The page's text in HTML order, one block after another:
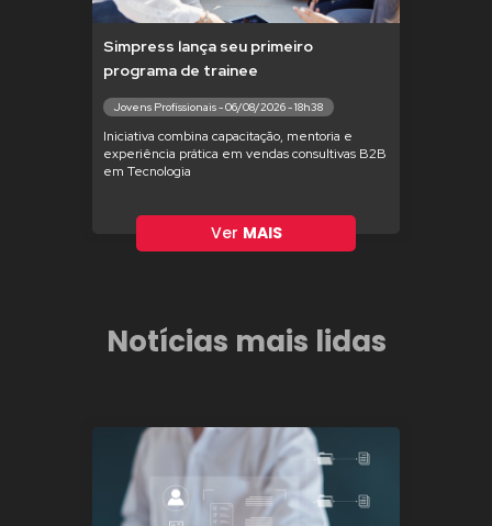
Simpress lança seu primeiro
programa de trainee
Jovens Profissionais - 06/08/2026 - 18h38
Iniciativa combina capacitação, mentoria e
experiência prática em vendas consultivas B2B
em Tecnologia
Ver MAIS
Notícias mais lidas